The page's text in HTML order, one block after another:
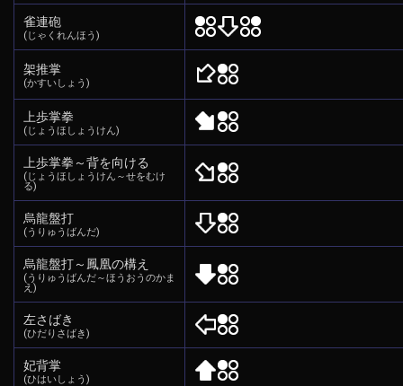
雀連砲
(じゃくれんほう)
架推掌
(かすいしょう)
上歩掌拳
(じょうほしょうけん)
上歩掌拳～背を向ける
(じょうほしょうけん～せをむけ
る)
烏龍盤打
(うりゅうばんだ)
烏龍盤打～鳳凰の構え
(うりゅうばんだ～ほうおうのかま
え)
左さばき
(ひだりさばき)
妃背掌
(ひはいしょう)